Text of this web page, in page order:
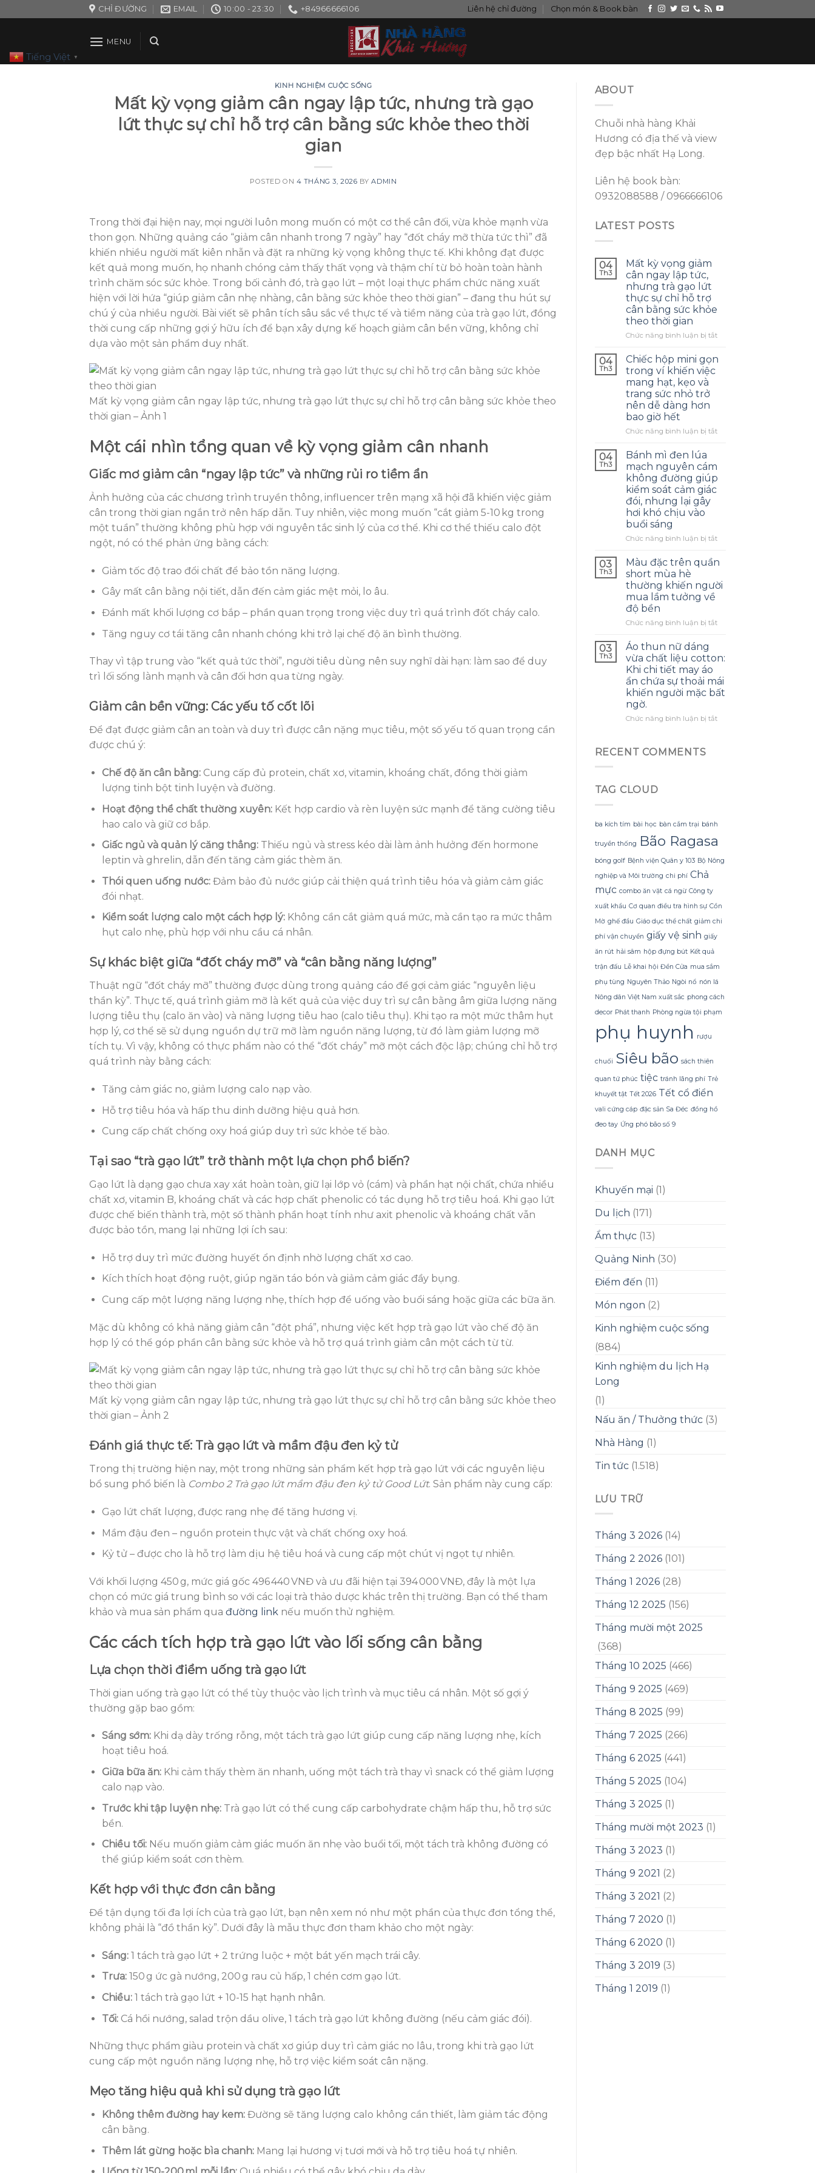
to
CHỈ ĐƯỜNG EMAIL 10:00 - 23:30 +84966666106 Liên hệ chỉ đường Chọn món & Book bàn
MENU
KINH NGHIỆM CUỘC SỐNG
Mất kỳ vọng giảm cân ngay lập tức, nhưng trà gạo
lứt thực sự chỉ hỗ trợ cân bằng sức khỏe theo thời
gian
POSTED ON 4 THÁNG 3, 2026 BYADMIN
Trong thời đại hiện nay, mọi người luôn mong muốn có một cơ thể cân đối, vừa khỏe mạnh vừa
thon gọn. Những quảng cáo “giảm cân nhanh trong 7 ngày” hay “đốt cháy mỡ thừa tức thì” đã
khiến nhiều người mất kiên nhẫn và đặt ra những kỳ vọng không thực tế. Khi không đạt được
kết quả mong muốn, họ nhanh chóng cảm thấy thất vọng và thậm chí từ bỏ hoàn toàn hành
trình chăm sóc sức khỏe. Trong bối cảnh đó, trà gạo lứt – một loại thực phẩm chức năng xuất
hiện với lời hứa “giúp giảm cân nhẹ nhàng, cân bằng sức khỏe theo thời gian” – đang thu hút sự
chú ý của nhiều người. Bài viết sẽ phân tích sâu sắc về thực tế và tiềm năng của trà gạo lứt, đồng
thời cung cấp những gợi ý hữu ích để bạn xây dựng kế hoạch giảm cân bền vững, không chỉ
dựa vào một sản phẩm duy nhất.
Mất kỳ vọng giảm cân ngay lập tức, nhưng trà gạo lứt thực sự chỉ hỗ trợ cân bằng sức khỏe theo
thời gian – Ảnh 1
Một cái nhìn tổng quan về kỳ vọng giảm cân nhanh
Giấc mơ giảm cân “ngay lập tức” và những rủi ro tiềm ẩn
Ảnh hưởng của các chương trình truyền thông, influencer trên mạng xã hội đã khiến việc giảm
cân trong thời gian ngắn trở nên hấp dẫn. Tuy nhiên, việc mong muốn “cắt giảm 5-10 kg trong
một tuần” thường không phù hợp với nguyên tắc sinh lý của cơ thể. Khi cơ thể thiếu calo đột
ngột, nó có thể phản ứng bằng cách:
Giảm tốc độ trao đổi chất để bảo tồn năng lượng.
Gây mất cân bằng nội tiết, dẫn đến cảm giác mệt mỏi, lo âu.
Đánh mất khối lượng cơ bắp – phần quan trọng trong việc duy trì quá trình đốt cháy calo.
Tăng nguy cơ tái tăng cân nhanh chóng khi trở lại chế độ ăn bình thường.
Thay vì tập trung vào “kết quả tức thời”, người tiêu dùng nên suy nghĩ dài hạn: làm sao để duy
trì lối sống lành mạnh và cân đối hơn qua từng ngày.
Giảm cân bền vững: Các yếu tố cốt lõi
Để đạt được giảm cân an toàn và duy trì được cân nặng mục tiêu, một số yếu tố quan trọng cần
được chú ý:
Chế độ ăn cân bằng:Cung cấp đủ protein, chất xơ, vitamin, khoáng chất, đồng thời giảm
lượng tinh bột tinh luyện và đường.
Hoạt động thể chất thường xuyên:Kết hợp cardio và rèn luyện sức mạnh để tăng cường tiêu
hao calo và giữ cơ bắp.
Giấc ngủ và quản lý căng thẳng:Thiếu ngủ và stress kéo dài làm ảnh hưởng đến hormone
leptin và ghrelin, dẫn đến tăng cảm giác thèm ăn.
Thói quen uống nước:Đảm bảo đủ nước giúp cải thiện quá trình tiêu hóa và giảm cảm giác
đói nhạt.
Kiểm soát lượng calo một cách hợp lý:Không cần cắt giảm quá mức, mà cần tạo ra mức thâm
hụt calo nhẹ, phù hợp với nhu cầu cá nhân.
Sự khác biệt giữa “đốt cháy mỡ” và “cân bằng năng lượng”
Thuật ngữ “đốt cháy mỡ” thường được dùng trong quảng cáo để gợi cảm giác “nguyên liệu
thần kỳ”. Thực tế, quá trình giảm mỡ là kết quả của việc duy trì sự cân bằng âm giữa lượng năng
lượng tiêu thụ (calo ăn vào) và năng lượng tiêu hao (calo tiêu thụ). Khi tạo ra một mức thâm hụt
hợp lý, cơ thể sẽ sử dụng nguồn dự trữ mỡ làm nguồn năng lượng, từ đó làm giảm lượng mỡ
tích tụ. Vì vậy, không có thực phẩm nào có thể “đốt cháy” mỡ một cách độc lập; chúng chỉ hỗ trợ
quá trình này bằng cách:
Tăng cảm giác no, giảm lượng calo nạp vào.
Hỗ trợ tiêu hóa và hấp thu dinh dưỡng hiệu quả hơn.
Cung cấp chất chống oxy hoá giúp duy trì sức khỏe tế bào.
Tại sao “trà gạo lứt” trở thành một lựa chọn phổ biến?
Gạo lứt là dạng gạo chưa xay xát hoàn toàn, giữ lại lớp vỏ (cám) và phần hạt nội chất, chứa nhiều
chất xơ, vitamin B, khoáng chất và các hợp chất phenolic có tác dụng hỗ trợ tiêu hoá. Khi gạo lứt
được chế biến thành trà, một số thành phần hoạt tính như axit phenolic và khoáng chất vẫn
được bảo tồn, mang lại những lợi ích sau:
Hỗ trợ duy trì mức đường huyết ổn định nhờ lượng chất xơ cao.
Kích thích hoạt động ruột, giúp ngăn táo bón và giảm cảm giác đầy bụng.
Cung cấp một lượng năng lượng nhẹ, thích hợp để uống vào buổi sáng hoặc giữa các bữa ăn.
Mặc dù không có khả năng giảm cân “đột phá”, nhưng việc kết hợp trà gạo lứt vào chế độ ăn
hợp lý có thể góp phần cân bằng sức khỏe và hỗ trợ quá trình giảm cân một cách từ từ.
Mất kỳ vọng giảm cân ngay lập tức, nhưng trà gạo lứt thực sự chỉ hỗ trợ cân bằng sức khỏe theo
thời gian – Ảnh 2
Đánh giá thực tế: Trà gạo lứt và mầm đậu đen kỷ tử
Trong thị trường hiện nay, một trong những sản phẩm kết hợp trà gạo lứt với các nguyên liệu
bổ sung phổ biến là Combo 2 Trà gạo lứt mầm đậu đen kỷ tử Good Lứt. Sản phẩm này cung cấp:
Gạo lứt chất lượng, được rang nhẹ để tăng hương vị.
Mầm đậu đen – nguồn protein thực vật và chất chống oxy hoá.
Kỷ tử – được cho là hỗ trợ làm dịu hệ tiêu hoá và cung cấp một chút vị ngọt tự nhiên.
Với khối lượng 450 g, mức giá gốc 496 440 VNĐ và ưu đãi hiện tại 394 000 VNĐ, đây là một lựa
chọn có mức giá trung bình so với các loại trà thảo dược khác trên thị trường. Bạn có thể tham
khảo và mua sản phẩm qua đường link nếu muốn thử nghiệm.
Các cách tích hợp trà gạo lứt vào lối sống cân bằng
Lựa chọn thời điểm uống trà gạo lứt
Thời gian uống trà gạo lứt có thể tùy thuộc vào lịch trình và mục tiêu cá nhân. Một số gợi ý
thường gặp bao gồm:
Sáng sớm:Khi dạ dày trống rỗng, một tách trà gạo lứt giúp cung cấp năng lượng nhẹ, kích
hoạt tiêu hoá.
Giữa bữa ăn:Khi cảm thấy thèm ăn nhanh, uống một tách trà thay vì snack có thể giảm lượng
calo nạp vào.
Trước khi tập luyện nhẹ:Trà gạo lứt có thể cung cấp carbohydrate chậm hấp thu, hỗ trợ sức
bền.
Chiều tối:Nếu muốn giảm cảm giác muốn ăn nhẹ vào buổi tối, một tách trà không đường có
thể giúp kiểm soát cơn thèm.
Kết hợp với thực đơn cân bằng
Để tận dụng tối đa lợi ích của trà gạo lứt, bạn nên xem nó như một phần của thực đơn tổng thể,
không phải là “đồ thần kỳ”. Dưới đây là mẫu thực đơn tham khảo cho một ngày:
Sáng:1 tách trà gạo lứt + 2 trứng luộc + một bát yến mạch trái cây.
Trưa:150 g ức gà nướng, 200 g rau củ hấp, 1 chén cơm gạo lứt.
Chiều:1 tách trà gạo lứt + 10-15 hạt hạnh nhân.
Tối:Cá hồi nướng, salad trộn dầu olive, 1 tách trà gạo lứt không đường (nếu cảm giác đói).
Những thực phẩm giàu protein và chất xơ giúp duy trì cảm giác no lâu, trong khi trà gạo lứt
cung cấp một nguồn năng lượng nhẹ, hỗ trợ việc kiểm soát cân nặng.
Mẹo tăng hiệu quả khi sử dụng trà gạo lứt
Không thêm đường hay kem:Đường sẽ tăng lượng calo không cần thiết, làm giảm tác động
cân bằng.
Thêm lát gừng hoặc bìa chanh:Mang lại hương vị tươi mới và hỗ trợ tiêu hoá tự nhiên.
ABOUT
Chuỗi nhà hàng Khải
Hương có địa thế và view
đẹp bậc nhất Hạ Long.
Liên hệ book bàn:
0932088588 / 0966666106
LATEST POSTS
04
Th3
Mất kỳ vọng giảm
cân ngay lập tức,
nhưng trà gạo lứt
thực sự chỉ hỗ trợ
cân bằng sức khỏe
theo thời gian
Chức năng bình luận bị tắtở
kỳ
vọng
thực
sự
chỉ
sức
theo
gian
04
Th3
Chiếc hộp mini gọn
trong ví khiến việc
mang hạt, kẹo và
trang sức nhỏ trở
nên dễ dàng hơn
bao giờ hết
Chức năng bình luận bị tắtở
gọn
trong
ví
kẹo
trang
nhỏ
dàng
giờ
04
Th3
Bánh mì đen lúa
mạch nguyên cám
không đường giúp
kiểm soát cảm giác
đói, nhưng lại gây
hơi khó chịu vào
buổi sáng
Chức năng bình luận bị tắtở
mì
đen
lúa
mạch
không
soát
giác
đói,
gây
03
Th3
Màu đặc trên quần
short mùa hè
thường khiến người
mua lầm tưởng về
độ bền
Chức năng bình luận bị tắtở
quần
mùa
hè
03
Th3
Áo thun nữ dáng
vừa chất liệu cotton:
Khi chi tiết may áo
ẩn chứa sự thoải mái
khiến người mặc bất
ngờ.
Chức năng bình luận bị tắtở
chi
may
ẩn
mái
người
mặc
RECENT COMMENTS
TAG CLOUD
ba kích tím bài học bàn cắm trại bánh
truyền thống Bão Ragasa
bóng golf Bệnh viện Quân y 103 Bộ Nông
nghiệp và Môi trường chi phí Chả
mực combo ăn vặt cá ngừ Công ty
xuất khẩu Cơ quan điều tra hình sự Cồn
Mờ ghế đẩu Giáo dục thể chất giảm chi
phí vận chuyển giấy vệ sinh giấy
ăn rút hải sâm hộp đựng bút Kết quả
trận đấu Lễ khai hội Đền Cửa mua sắm
phụ tùng Nguyên Thảo Ngòi nổ nón lá
Nông dân Việt Nam xuất sắc phong cách
decor Phát thanh Phòng ngừa tội phạm
phụ huynh rượu
chuối Siêu bão sách thiên
quan tứ phúc tiệc tránh lãng phí Trẻ
khuyết tật Tết 2026 Tết cổ điển
vali cứng cáp đặc sản Sa Đéc đồng hồ
đeo tay Ứng phó bão số 9
DANH MỤC
Khuyến mại (1)
Du lịch (171)
Ẩm thực(13)
Quảng Ninh (30)
Điểm đến (11)
Món ngon (2)
Kinh nghiệm cuộc sống
(884)
Kinh nghiệm du lịch Hạ
Long
(1)
Nấu ăn / Thưởng thức(3)
Nhà Hàng (1)
Tin tức(1.518)
LƯU TRỮ
Tháng 3 2026(14)
Tháng 2 2026(101)
Tháng 1 2026(28)
Tháng 12 2025 (156)
Tháng mười một 2025
(368)
Tháng 10 2025 (466)
Tháng 9 2025 (469)
Tháng 8 2025 (99)
Tháng 7 2025 (266)
Tháng 6 2025 (441)
Tháng 5 2025 (104)
Tháng 3 2025 (1)
Tháng mười một 2023 (1)
Tháng 3 2023 (1)
Tháng 9 2021 (2)
Tháng 3 2021 (2)
Tháng 7 2020 (1)
Tháng 6 2020 (1)
Tháng 3 2019 (3)
Tháng 1 2019 (1)
Tiếng Việt ▼